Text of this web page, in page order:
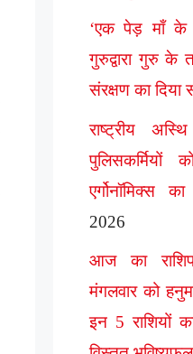
‘एक पेड़ माँ के
गुरुद्वारा गुरु के
संरक्षण का दिया
राष्ट्रीय
पुलिसकर्मियों
एर्गोनॉमिक्स
2026
आज का
मंगलवार को
इन 5 राशियों